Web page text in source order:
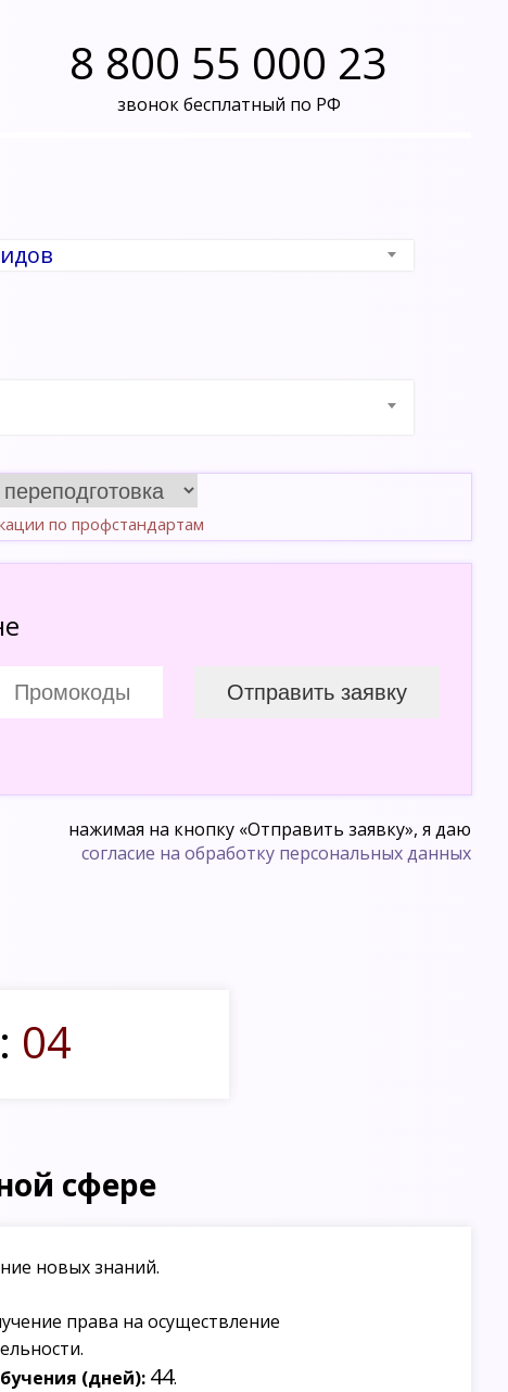
8 800 55 000 23
звонок бесплатный по РФ
по профстандартам
нажимая на кнопку «Отправить заявку», я даю
согласие на обработку персональных данных
04
сфере
новых знаний.
права на осуществление
(дней): 44.